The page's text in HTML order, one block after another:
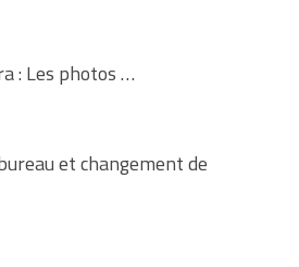
: Les photos …
et changement de